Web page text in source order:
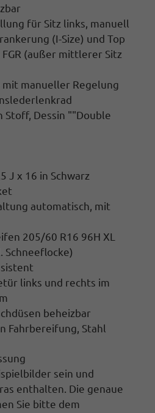
für Sitz links, manuell
(I-Size) und Top
(außer mittlerer Sitz
mit manueller Regelung
Stoff, Dessin ""Double
J x 16 in Schwarz
automatisch, mit
205/60 R16 96H XL
Schneeflocke)
links und rechts im
beheizbar
Fahrbereifung, Stahl
sein und
enthalten. Die genaue
Sie bitte dem